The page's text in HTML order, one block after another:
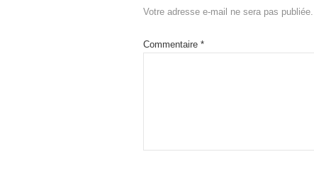
Votre adresse e-mail ne sera pas publiée.
Commentaire *